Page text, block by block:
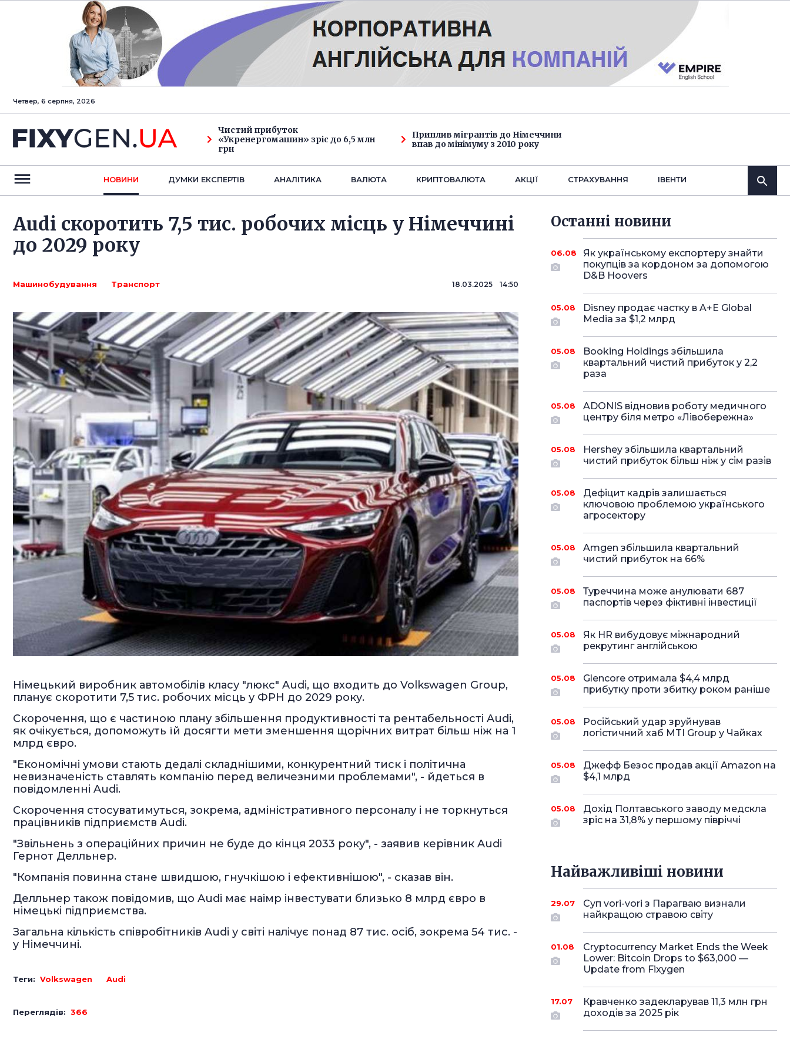
Четвер, 6 серпня, 2026
Чистий прибуток
«Укренергомашин» зріс до 6,5 млн
грн
Приплив мігрантів до Німеччини
впав до мінімуму з 2010 року
НОВИНИ ДУМКИ ЕКСПЕРТIВ АНАЛIТИКА ВАЛЮТА КРИПТОВАЛЮТА АКЦІЇ СТРАХУВАННЯ IВЕНТИ
Audi скоротить 7,5 тис. робочих місць у Німеччині
до 2029 року
Машинобудування Транспорт 18.03.2025 14:50
Німецький виробник автомобілів класу "люкс" Audi, що входить до Volkswagen Group,
планує скоротити 7,5 тис. робочих місць у ФРН до 2029 року.
Скорочення, що є частиною плану збільшення продуктивності та рентабельності Audi,
як очікується, допоможуть їй досягти мети зменшення щорічних витрат більш ніж на 1
млрд євро.
"Економічні умови стають дедалі складнішими, конкурентний тиск і політична
невизначеність ставлять компанію перед величезними проблемами", - йдеться в
повідомленні Audi.
Скорочення стосуватимуться, зокрема, адміністративного персоналу і не торкнуться
працівників підприємств Audi.
"Звільнень з операційних причин не буде до кінця 2033 року", - заявив керівник Audi
Гернот Делльнер.
"Компанія повинна стане швидшою, гнучкішою і ефективнішою", - сказав він.
Делльнер також повідомив, що Audi має наімр інвестувати близько 8 млрд євро в
німецькі підприємства.
Загальна кількість співробітників Audi у світі налічує понад 87 тис. осіб, зокрема 54 тис. -
у Німеччині.
Теги: Volkswagen Audi
Переглядів: 366
Останнi новини
06.08
Як українському експортеру знайти
покупців за кордоном за допомогою
D&B Hoovers
05.08
Disney продає частку в A+E Global
Media за $1,2 млрд
05.08
Booking Holdings збільшила
квартальний чистий прибуток у 2,2
раза
05.08
ADONIS відновив роботу медичного
центру біля метро «Лівобережна»
05.08
Hershey збільшила квартальний
чистий прибуток більш ніж у сім разів
05.08
Дефіцит кадрів залишається
ключовою проблемою українського
агросектору
05.08
Amgen збільшила квартальний
чистий прибуток на 66%
05.08
Туреччина може анулювати 687
паспортів через фіктивні інвестиції
05.08
Як HR вибудовує міжнародний
рекрутинг англійською
05.08
Glencore отримала $4,4 млрд
прибутку проти збитку роком раніше
05.08
Російський удар зруйнував
логістичний хаб MTI Group у Чайках
05.08
Джефф Безос продав акції Amazon на
$4,1 млрд
05.08
Дохід Полтавського заводу медскла
зріс на 31,8% у першому півріччі
Найважливіші новини
29.07
Суп vori-vori з Парагваю визнали
найкращою стравою світу
01.08
Cryptocurrency Market Ends the Week
Lower: Bitcoin Drops to $63,000 —
Update from Fixygen
17.07
Кравченко задекларував 11,3 млн грн
доходів за 2025 рік